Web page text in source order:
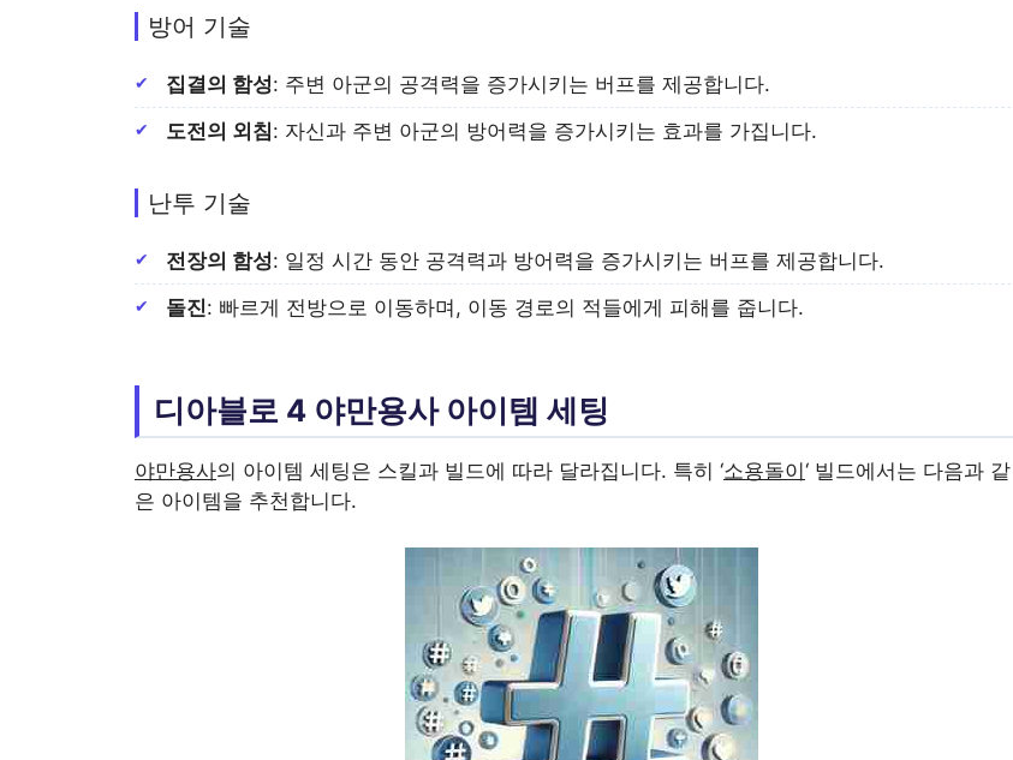
방어 기술
집결의 함성: 주변 아군의 공격력을 증가시키는 버프를 제공합니다.
도전의 외침: 자신과 주변 아군의 방어력을 증가시키는 효과를 가집니다.
난투 기술
전장의 함성: 일정 시간 동안 공격력과 방어력을 증가시키는 버프를 제공합니다.
돌진: 빠르게 전방으로 이동하며, 이동 경로의 적들에게 피해를 줍니다.
디아블로 4 야만용사 아이템 세팅
야만용사의 아이템 세팅은 스킬과 빌드에 따라 달라집니다. 특히 ‘소용돌이‘ 빌드에서는 다음과 같
은 아이템을 추천합니다.